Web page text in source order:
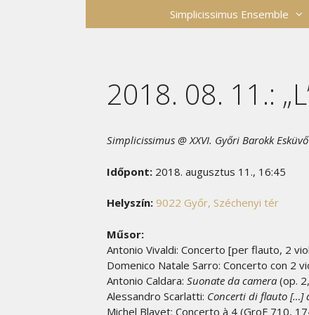
Simplicissimus Ensemble
2018. 08. 11.:
Simplicissimus @ XXVI. Győri Barokk Esküvő
Időpont: 2018. augusztus 11., 16:45
Helyszín: 9022 Győr, Széchenyi tér
Műsor:
Antonio Vivaldi: Concerto [per flauto, 2
Domenico Natale Sarro: Concerto con 2
Antonio Caldara: Suonate da camera (op.
Alessandro Scarlatti: Concerti di flauto […]
Michel Blavet: Concerto à 4 (GroF 710,